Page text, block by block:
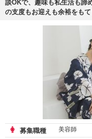
談OKで、趣味も私生活も諦
の支度もお迎えも余裕をも
募集職種 美容師